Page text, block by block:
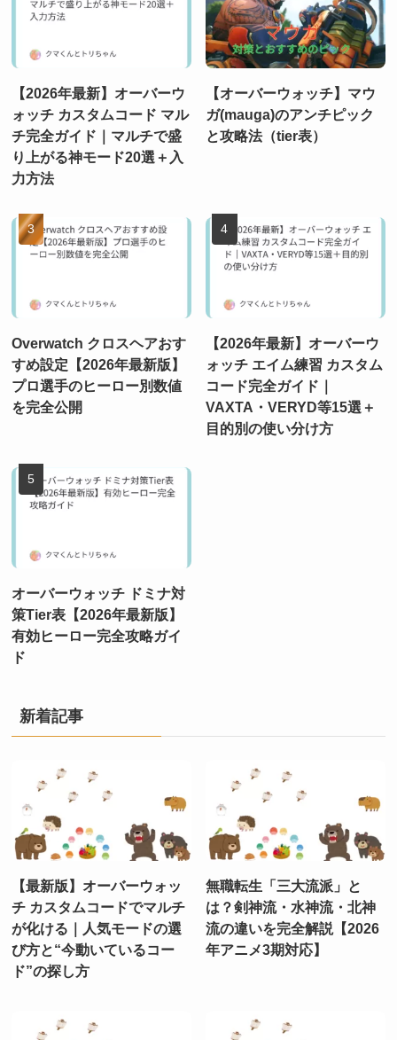
【2026年最新】オーバーウ
ォッチ カスタムコード マル
チ完全ガイド｜マルチで盛
り上がる神モード20選＋入
力方法
【オーバーウォッチ】マウ
ガ(mauga)のアンチピック
と攻略法（tier表）
Overwatch クロスヘアおす
すめ設定【2026年最新版】
プロ選手のヒーロー別数値
を完全公開
【2026年最新】オーバーウ
ォッチ エイム練習 カスタム
コード完全ガイド｜
VAXTA・VERYD等15選＋
目的別の使い分け方
オーバーウォッチ ドミナ対
策Tier表【2026年最新版】
有効ヒーロー完全攻略ガイ
ド
新着記事
【最新版】オーバーウォッ
チ カスタムコードでマルチ
が化ける｜人気モードの選
び方と“今動いているコー
ド”の探し方
無職転生「三大流派」と
は？剣神流・水神流・北神
流の違いを完全解説【2026
年アニメ3期対応】